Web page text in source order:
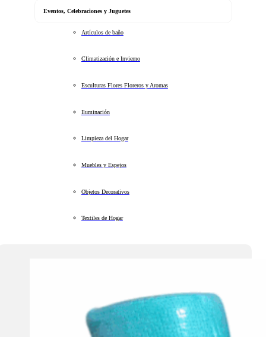
Eventos, Celebraciones y Juguetes
Artículos de baño
Climatización e Invierno
Esculturas Flores Floreros y Aromas
Iluminación
Limpieza del Hogar
Muebles y Espejos
Objetos Decorativos
Textiles de Hogar